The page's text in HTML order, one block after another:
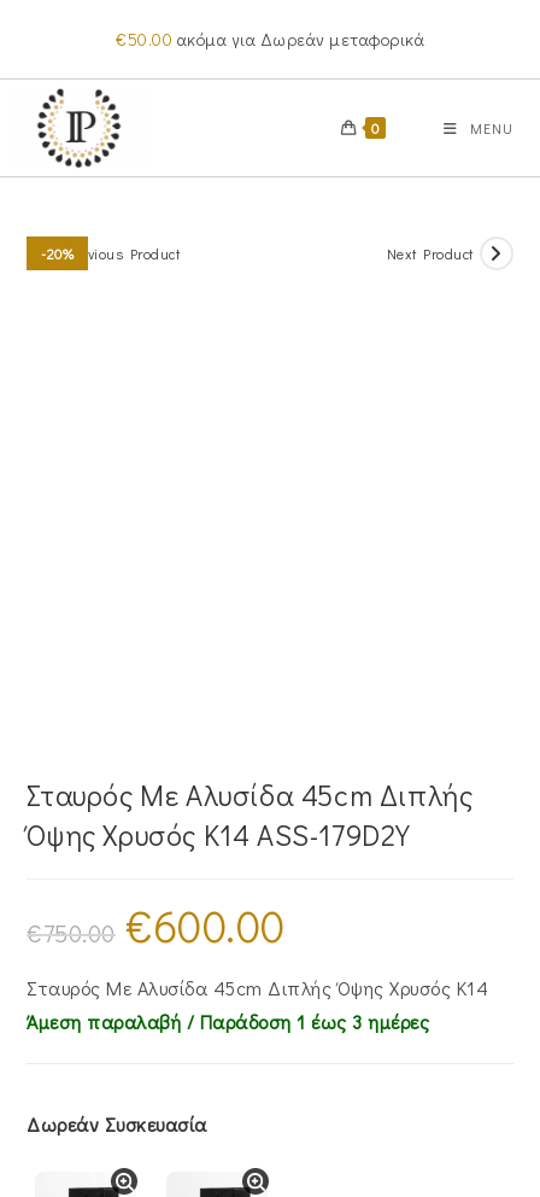
content
€50.00 ακόμα για Δωρεάν μεταφορικά
0 MENU
-20%Previous Product Next Product
Σταυρός Mε Aλυσίδα 45cm Διπλής
Όψης Χρυσός Κ14 ASS-179D2Y
€750.00
Original
price
was:
€600.00
€600.00.
Σταυρός Mε Aλυσίδα 45cm Διπλής Όψης Χρυσός Κ14
Άμεση παραλαβή / Παράδoση 1 έως 3 ημέρες
Δωρεάν Συσκευασία